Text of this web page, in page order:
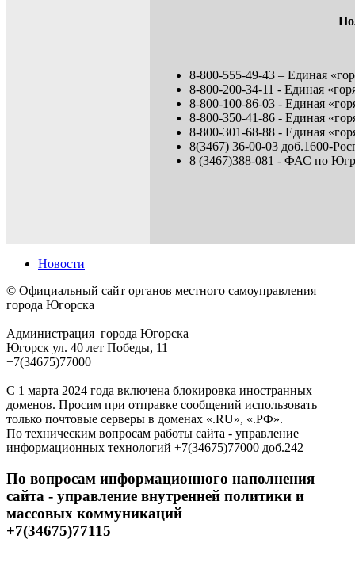
8-800-555-49-43 – Единая
8-800-200-34-11 - Единая
8-800-100-86-03 - Единая
8-800-350-41-86 - Единая
8-800-301-68-88 - Единая
8(3467) 36-00-03 доб.1600-
8 (3467)388-081 - ФАС по
Новости
© Официальный сайт органов местного самоуправления
города Югорска
Администрация города Югорска
Югорск ул. 40 лет Победы, 11
+7(34675)77000
С 1 марта 2024 года включена блокировка иностранных
доменов. Просим при отправке сообщений использовать
только почтовые серверы в доменах «.RU», «.РФ».
По техническим вопросам работы сайта - управление
информационных технологий +7(34675)77000 доб.242
По вопросам информационного наполнения
сайта - управление внутренней политики и
массовых коммуникаций
+7(34675)77115